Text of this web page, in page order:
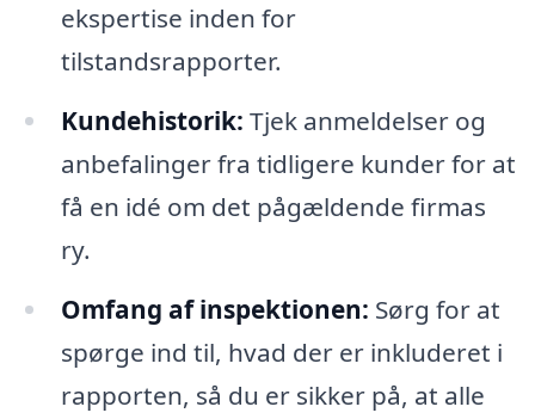
ekspertise inden for
tilstandsrapporter.
Kundehistorik: Tjek anmeldelser og
anbefalinger fra tidligere kunder for at
få en idé om det pågældende firmas
ry.
Omfang af inspektionen: Sørg for at
spørge ind til, hvad der er inkluderet i
rapporten, så du er sikker på, at alle